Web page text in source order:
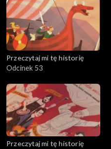
Przeczytaj mi tę historię
Odcinek 53
Przeczytaj mi tę historię